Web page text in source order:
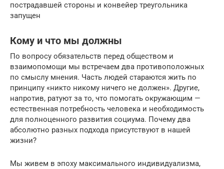
пострадавшей стороны и конвейер треугольника
запущен
Кому и что мы должны
По вопросу обязательств перед обществом и
взаимопомощи мы встречаем два противоположных
по смыслу мнения. Часть людей стараются жить по
принципу «никто никому ничего не должен». Другие,
напротив, ратуют за то, что помогать окружающим —
естественная потребность человека и необходимость
для полноценного развития социума. Почему два
абсолютно разных подхода присутствуют в нашей
жизни?
Мы живем в эпоху максимального индивидуализма,